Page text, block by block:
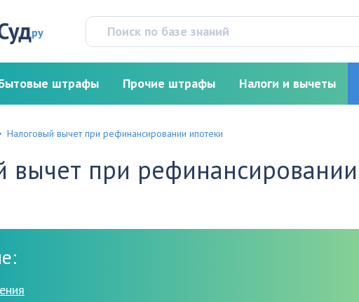
ру
штрафы Прочие штрафы Налоги и вычеты
Налоговый вычет при рефинансировании ипотеки
вычет при рефинансировании